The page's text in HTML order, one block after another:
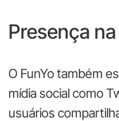
Presença
O FunYo também
mídia social como
usuários